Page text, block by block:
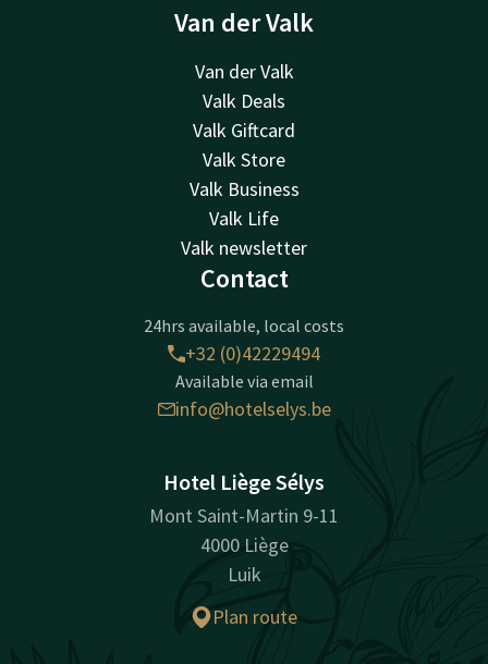
Van der Valk
Van der Valk
Valk Deals
Valk Giftcard
Valk Store
Valk Business
Valk Life
Valk newsletter
Contact
24hrs available, local costs
+32 (0)42229494
Available via email
info@hotelselys.be
Hotel Liège Sélys
Mont Saint-Martin 9-11
4000 Liège
Luik
Plan route